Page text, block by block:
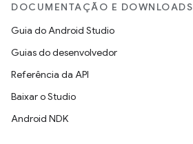
DOCUMENTAÇÃO E DOWNLOADS
Guia do Android Studio
Guias do desenvolvedor
Referência da API
Baixar o Studio
Android NDK